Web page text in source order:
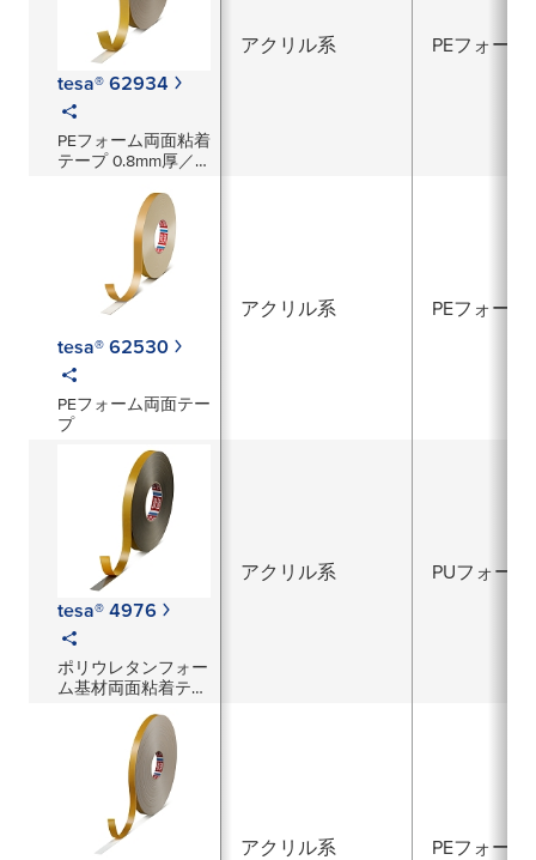
tesa® 62934
PEフォーム両面粘着
テープ 0.8mm厚／
アクリル系 PEフォーム
tesa® 62530
PEフォーム両面テー
プ
アクリル系 PEフォーム
tesa® 4976
ポリウレタンフォー
ム基材両面粘着テー
アクリル系 PUフォーム
アクリル系 PEフォーム